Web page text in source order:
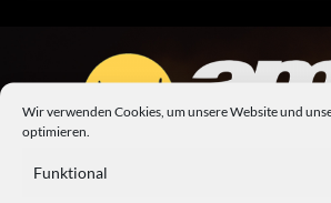
Wir verwenden Cookies, um unsere Website und
optimieren.
Funktional